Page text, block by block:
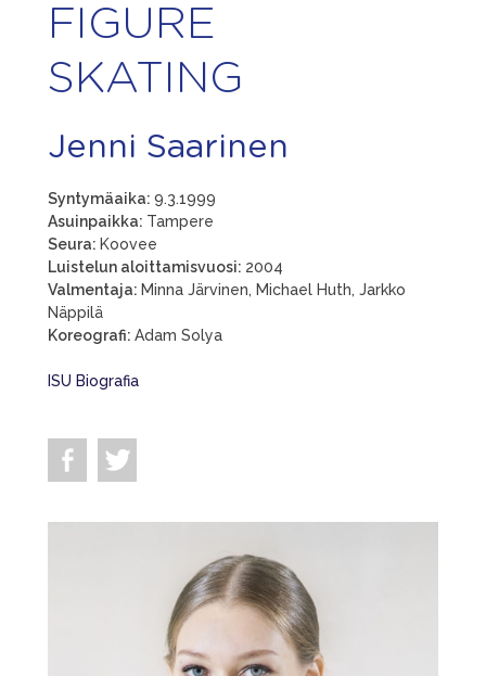
FIGURE
SKATING
Jenni Saarinen
Syntymäaika: 9.3.1999
Asuinpaikka: Tampere
Seura: Koovee
Luistelun aloittamisvuosi: 2004
Valmentaja: Minna Järvinen, Michael Huth, Jarkko
Näppilä
Koreografi: Adam Solya
ISU Biografia